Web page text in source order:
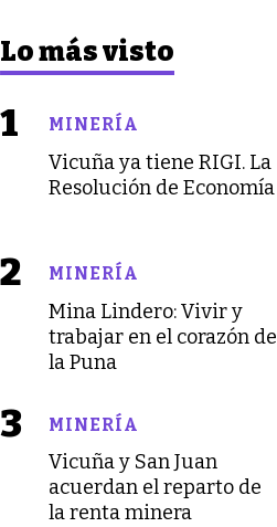
Lo más visto
Vicuña ya tiene RIGI. La
Resolución de Economía
MINERÍA
Mina Lindero: Vivir y
trabajar en el corazón de
la Puna
MINERÍA
Vicuña y San Juan
acuerdan el reparto de
la renta minera
MINERÍA